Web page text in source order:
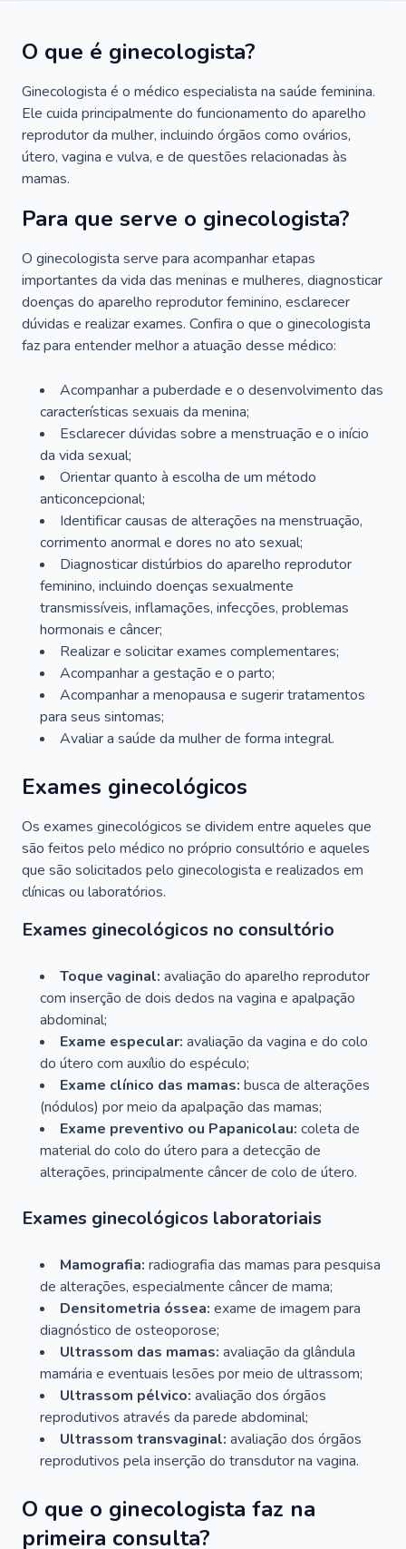
O que é ginecologista?
Ginecologista é o médico especialista na saúde feminina.
Ele cuida principalmente do funcionamento do aparelho
reprodutor da mulher, incluindo órgãos como ovários,
útero, vagina e vulva, e de questões relacionadas às
mamas.
Para que serve o ginecologista?
O ginecologista serve para acompanhar etapas
importantes da vida das meninas e mulheres, diagnosticar
doenças do aparelho reprodutor feminino, esclarecer
dúvidas e realizar exames. Confira o que o ginecologista
faz para entender melhor a atuação desse médico:
Acompanhar a puberdade e o desenvolvimento das
características sexuais da menina;
Esclarecer dúvidas sobre a menstruação e o início
da vida sexual;
Orientar quanto à escolha de um método
anticoncepcional;
Identificar causas de alterações na menstruação,
corrimento anormal e dores no ato sexual;
Diagnosticar distúrbios do aparelho reprodutor
feminino, incluindo doenças sexualmente
transmissíveis, inflamações, infecções, problemas
hormonais e câncer;
Realizar e solicitar exames complementares;
Acompanhar a gestação e o parto;
Acompanhar a menopausa e sugerir tratamentos
para seus sintomas;
Avaliar a saúde da mulher de forma integral.
Exames ginecológicos
Os exames ginecológicos se dividem entre aqueles que
são feitos pelo médico no próprio consultório e aqueles
que são solicitados pelo ginecologista e realizados em
clínicas ou laboratórios.
Exames ginecológicos no consultório
Toque vaginal: avaliação do aparelho reprodutor
com inserção de dois dedos na vagina e apalpação
abdominal;
Exame especular: avaliação da vagina e do colo
do útero com auxílio do espéculo;
Exame clínico das mamas: busca de alterações
(nódulos) por meio da apalpação das mamas;
Exame preventivo ou Papanicolau: coleta de
material do colo do útero para a detecção de
alterações, principalmente câncer de colo de útero.
Exames ginecológicos laboratoriais
Mamografia: radiografia das mamas para pesquisa
de alterações, especialmente câncer de mama;
Densitometria óssea: exame de imagem para
diagnóstico de osteoporose;
Ultrassom das mamas: avaliação da glândula
mamária e eventuais lesões por meio de ultrassom;
Ultrassom pélvico: avaliação dos órgãos
reprodutivos através da parede abdominal;
Ultrassom transvaginal: avaliação dos órgãos
reprodutivos pela inserção do transdutor na vagina.
O que o ginecologista faz na
primeira consulta?